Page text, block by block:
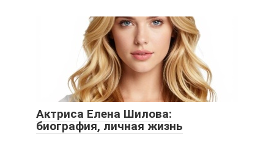
Актриса Елена Шилова:
биография, личная жизнь